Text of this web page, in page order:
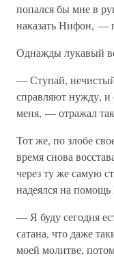
попался бы мне в
наказать Нифон, —
Однажды лукавый
— Ступай,
справляют нужду, и
меня, — отражал
Тот же, по злобе
время снова
через ту же самую
надеялся на
— Я буду сегодня
сатана, что даже
моей молитве,